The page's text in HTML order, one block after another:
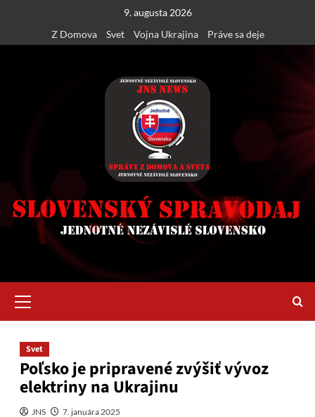
content
9. augusta 2026
Z Domova
Svet Vojna Ukrajina Práve sa deje
Menu
Svet
Poľsko je pripravené zvýšiť vývoz
elektriny na Ukrajinu
JNS 7. januára 2025